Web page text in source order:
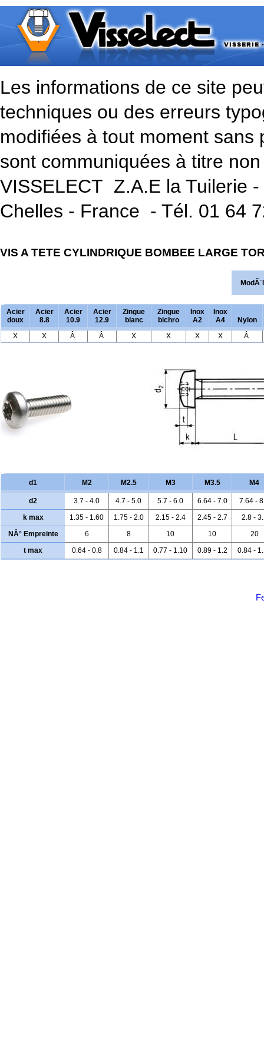
Les informations de ce site
techniques ou des erreurs
modifiées à tout moment
sont communiquées à titre
VISSELECT Z.A.E la Tuilerie
Chelles - France - Tél. 01 64
VIS A TETE CYLINDRIQUE BOMBEE LARGE
Acier
doux
Acier
8.8
Acier
10.9
Acier
12.9
Zingue
blanc
Zingue
bichro
Inox
A2
Inox
A4
Nylon
X
X Â Â X X X X Â
d1 M2 M2.5 M3 M3.5 M4
d2 3.7 - 4.0 4.7 - 5.0 5.7 - 6.0 6.64 - 7.0
7.64 -
k max
1.35 - 1.60 1.75 - 2.0 2.15 - 2.4 2.45 - 2.7
2.8 -
NÂ° Empreinte
6 8 10 10
20
t max
0.64 - 0.8 0.84 - 1.1 0.77 - 1.10 0.89 - 1.2 0.84 -